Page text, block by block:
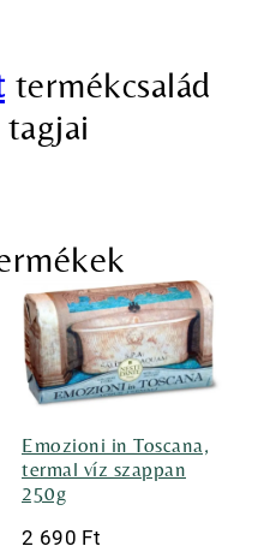
termékcsalád
Emozioni in Toscana,
termal víz szappan
250g
2 690 Ft